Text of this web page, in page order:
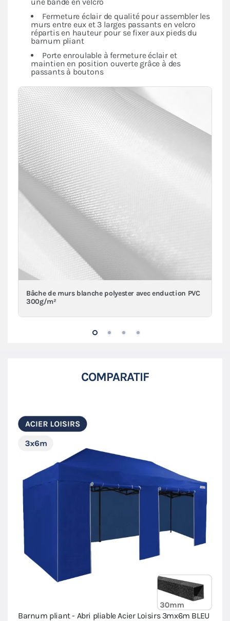
Fermeture éclair de qualité pour assembler les
murs entre eux et 3 larges passants en velcro
répartis en hauteur pour se fixer aux pieds du
barnum pliant
Porte enroulable à fermeture éclair et
maintien en position ouverte grâce à des
passants à boutons
Bâche de murs blanche polyester avec enduction PVC
300g/m²
COMPARATIF
Barnum pliant - Abri pliable Acier Loisirs 3mx6m BLEU